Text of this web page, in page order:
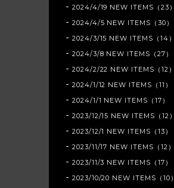
2024/4/19 NEW ITEMS（23）
2024/4/5 NEW ITEMS（30）
2024/3/15 NEW ITEMS（14）
2024/3/8 NEW ITEMS（27）
2024/2/22 NEW ITEMS（12）
2024/1/12 NEW ITEMS（11）
2024/1/1 NEW ITEMS（17）
2023/12/15 NEW ITEMS（12）
2023/12/1 NEW ITEMS（13）
2023/11/17 NEW ITEMS（12）
2023/11/3 NEW ITEMS（17）
2023/10/20 NEW ITEMS（10）